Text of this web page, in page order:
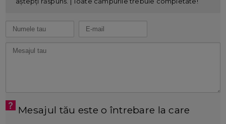
Mesajul tău este o întrebare la care